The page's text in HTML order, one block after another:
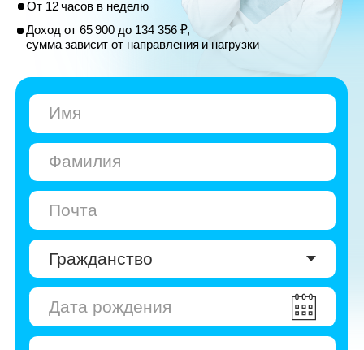
Даю согласие наобработку персональных